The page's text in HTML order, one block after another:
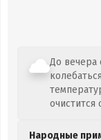
До вечера
очистится
Народные